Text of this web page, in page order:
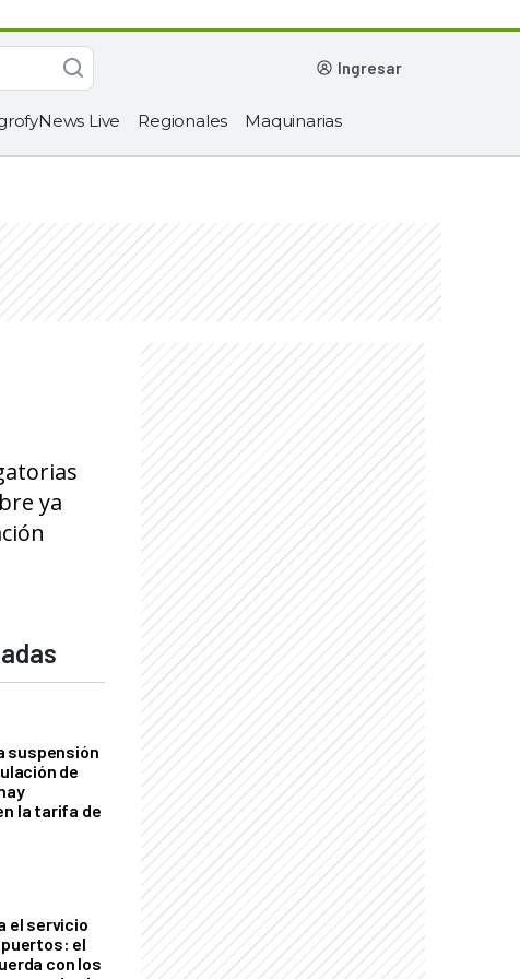
ingresar
Live Regionales Maquinarias
ya
suspensión
de
la tarifa de
el servicio
puertos: el
con los